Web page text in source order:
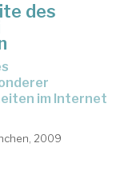
des
im Internet
2009